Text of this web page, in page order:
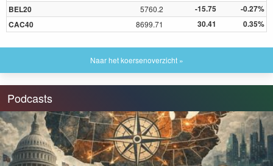
BEL20
5760.2 -15.75
-0.27%
CAC40
8699.71 30.41 0.35%
Naar het koersenoverzicht »
Podcasts